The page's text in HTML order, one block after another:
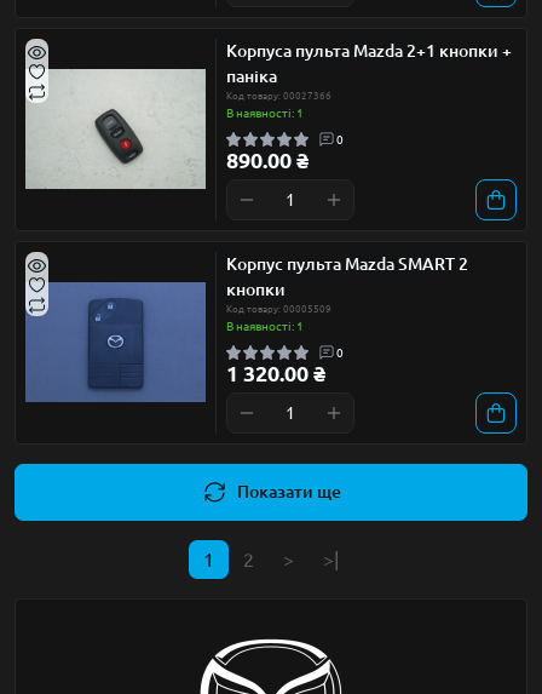
Корпуса пульта Mazda 2+1 кнопки +
паніка
Код товару: 00027366
В наявності: 1
0
890.00 ₴
Корпус пульта Mazda SMART 2
кнопки
Код товару: 00005509
В наявності: 1
0
1 320.00 ₴
Показати ще
1 2 > >|